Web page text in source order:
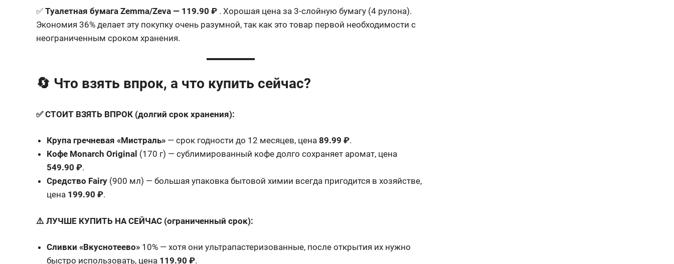
✅ Туалетная бумага Zemma/Zeva — 119.90 ₽ . Хорошая цена за 3-слойную бумагу (4 рулона).
Экономия 36% делает эту покупку очень разумной, так как это товар первой необходимости с
неограниченным сроком хранения.
🔄 Что взять впрок, а что купить сейчас?
✅ СТОИТ ВЗЯТЬ ВПРОК (долгий срок хранения):
Крупа гречневая «Мистраль» — срок годности до 12 месяцев, цена89.99 ₽.
Кофе Monarch Original (170 г) — сублимированный кофе долго сохраняет аромат, цена
549.90 ₽.
Средство Fairy (900 мл) — большая упаковка бытовой химии всегда пригодится в хозяйстве,
цена 199.90 ₽.
⚠️ ЛУЧШЕ КУПИТЬ НА СЕЙЧАС (ограниченный срок):
Сливки «Вкуснотеево» 10% — хотя они ультрапастеризованные, после открытия их нужно
быстро использовать, цена 119.90 ₽.